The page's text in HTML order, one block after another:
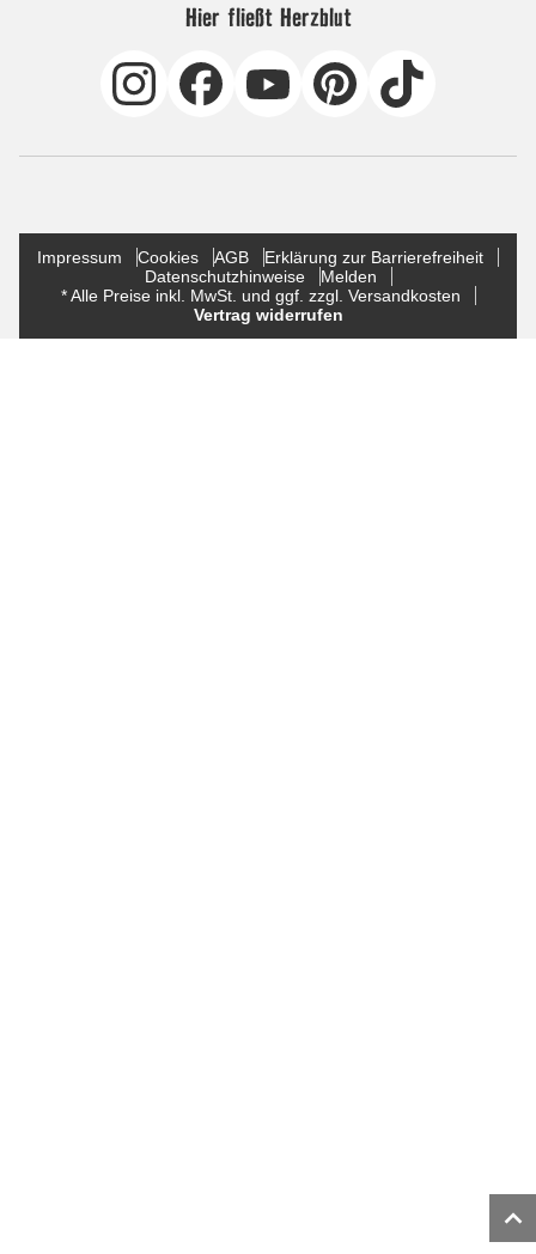
Hier fließt Herzblut
Impressum Cookies AGB
Erklärung zur Barrierefreiheit
Datenschutzhinweise
Melden
* Alle Preise inkl. MwSt. und ggf. zzgl. Versandkosten
Vertrag widerrufen